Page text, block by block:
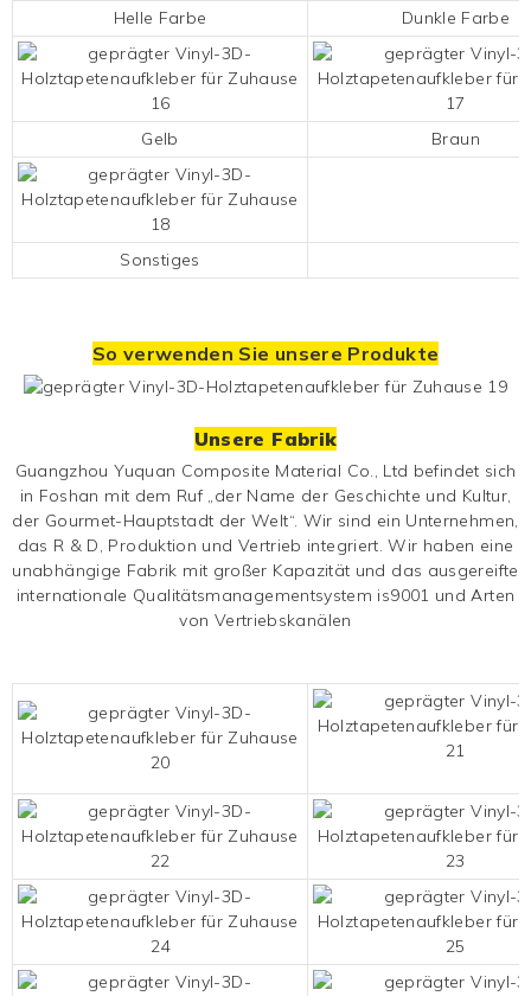
Helle Farbe Dunkle Farbe
Gelb Braun
Sonstiges
So verwenden Sie unsere Produkte
Unsere Fabrik
Guangzhou Yuquan Composite Material Co., Ltd befindet sich
in Foshan mit dem Ruf „der Name der Geschichte und Kultur,
der Gourmet-Hauptstadt der Welt“. Wir sind ein Unternehmen,
das R & D, Produktion und Vertrieb integriert. Wir haben eine
unabhängige Fabrik mit großer Kapazität und das ausgereifte
internationale Qualitätsmanagementsystem is9001 und Arten
von Vertriebskanälen